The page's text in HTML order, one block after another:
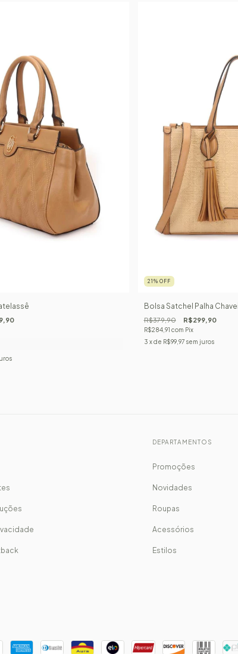
21 % OFF
Bolsa Satchel Palha
R$379,90 R$299,90
R$284,91 com Pix
3 x de R$99,97 sem juros
DEPARTAMENTOS
Promoções
Novidades
Roupas
Acessórios
Estilos